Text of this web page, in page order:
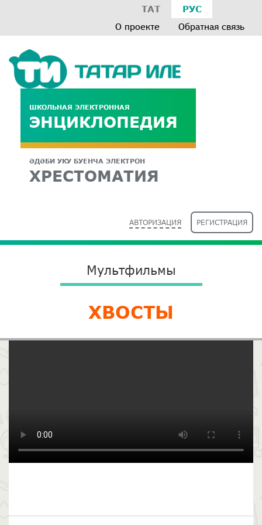
ТАТ РУС
О проекте Обратная связь
ШКОЛЬНАЯ ЭЛЕКТРОННАЯ
ЭНЦИКЛОПЕДИЯ
ӘДӘБИ УКУ БУЕНЧА ЭЛЕКТРОН
ХРЕСТОМАТИЯ
АВТОРИЗАЦИЯ РЕГИСТРАЦИЯ
Мультфильмы
ХВОСТЫ